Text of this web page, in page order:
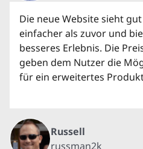
Die neue Website sieht
einfacher als zuvor und
besseres Erlebnis. Die
geben dem Nutzer die
für ein erweitertes
Russell
russman2k